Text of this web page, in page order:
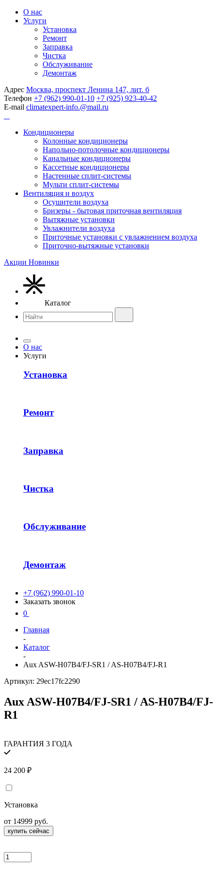
О нас
Услуги
Установка
Ремонт
Заправка
Чистка
Обслуживание
Демонтаж
Адрес Москва, проспект Ленина 147, лит. б
Телефон +7 (962) 990-01-10 +7 (925) 923-40-42
E-mail climatexpert-info.@mail.ru
Кондиционеры
Колонные кондиционеры
Напольно-потолочные кондиционеры
Канальные кондиционеры
Кассетные кондиционеры
Настенные сплит-системы
Мульти сплит-системы
Вентиляция и воздух
Осушители воздуха
Бризеры - бытовая приточная вентиляция
Вытяжные установки
Увлажнители воздуха
Приточные установки с увлажнением воздуха
Приточно-вытяжные установки
Акции Новинки
Каталог
О нас
Услуги
Установка
Ремонт
Заправка
Чистка
Обслуживание
Демонтаж
+7 (962) 990-01-10
Заказать звонок
0
Главная
-
Каталог
-
Aux ASW-H07B4/FJ-SR1 / AS-H07B4/FJ-R1
Артикул: 29ec17fc2290
Aux ASW-H07B4/FJ-SR1 / AS-H07B4/FJ-
R1
ГАРАНТИЯ 3 ГОДА
24 200 ₽
Установка
от 14999 руб.
купить сейчас